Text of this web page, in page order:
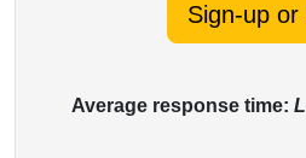
Sign-up or
Average response time: